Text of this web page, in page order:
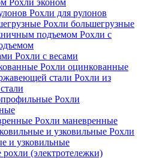
Рохли эконом
Рохли для рулонов
Рохли большегрузные
Рохли с
Рохли с весами
Рохли оцинкованные
Рохли из
Рохли
Рохли маневренные
Рохли
и узковильные